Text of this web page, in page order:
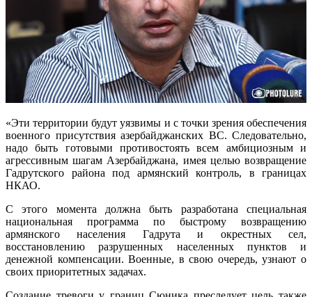
«Эти территории будут уязвимы и с точки зрения обеспечения
военного присутствия азербайджанских ВС. Следовательно,
надо быть готовыми противостоять всем амбициозным и
агрессивным шагам Азербайджана, имея целью возвращение
Гадрутского района под армянский контроль, в границах
НКАО.
С этого момента должна быть разработана специальная
национальная программа по быстрому возвращению
армянского населения Гадрута и окрестных сел,
восстановлению разрушенных населенных пунктов и
денежной компенсации. Военные, в свою очередь, узнают о
своих приоритетных задачах.